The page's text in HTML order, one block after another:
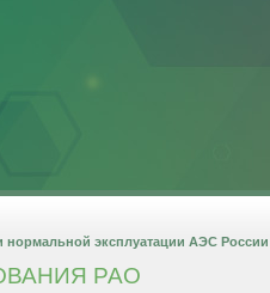
нормальной эксплуатации АЭС России
РАО